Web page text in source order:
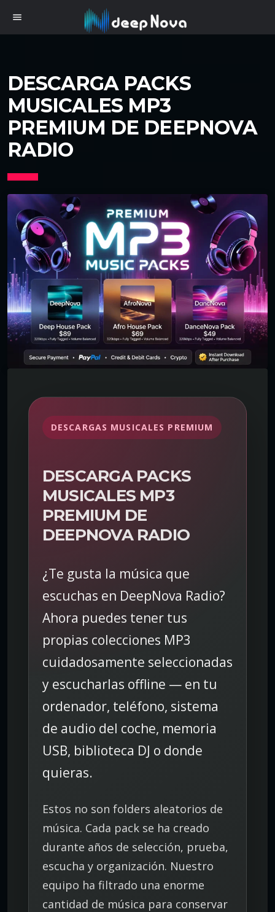
menu
DESCARGA PACKS
MUSICALES MP3
PREMIUM DE DEEPNOVA
RADIO
DESCARGAS MUSICALES PREMIUM
DESCARGA PACKS
MUSICALES MP3
PREMIUM DE
DEEPNOVA RADIO
¿Te gusta la música que
escuchas en DeepNova Radio?
Ahora puedes tener tus
propias colecciones MP3
cuidadosamente seleccionadas
y escucharlas offline — en tu
ordenador, teléfono, sistema
de audio del coche, memoria
USB, biblioteca DJ o donde
quieras.
Estos no son folders aleatorios de
música. Cada pack se ha creado
durante años de selección, prueba,
escucha y organización. Nuestro
equipo ha filtrado una enorme
cantidad de música para conservar